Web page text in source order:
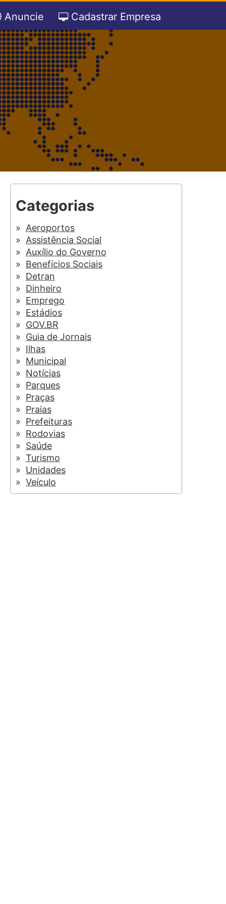
Anuncie Cadastrar Empresa
Categorias
Aeroportos
Assistência Social
Auxílio do Governo
Benefícios Sociais
Detran
Dinheiro
Emprego
Estádios
GOV.BR
Guia de Jornais
Ilhas
Municipal
Notícias
Parques
Praças
Praias
Prefeituras
Rodovias
Saúde
Turismo
Unidades
Veículo